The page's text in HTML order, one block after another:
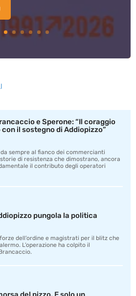
e Sperone: “Il coraggio
il sostegno di Addiopizzo”
da sempre al fianco dei commercianti
di resistenza che dimostrano, ancora
il contributo degli operatori
pungola la politica
dell’ordine e magistrati per il blitz che
L’operazione ha colpito il